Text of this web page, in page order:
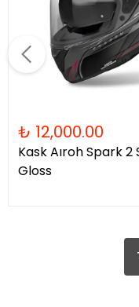
₺ 12,000.00
Kask Aıroh Spark 2
Gloss